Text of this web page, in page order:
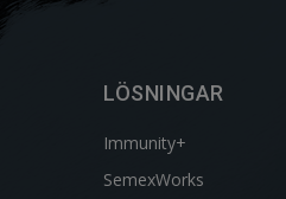
LÖSNINGAR
Immunity+
SemexWorks